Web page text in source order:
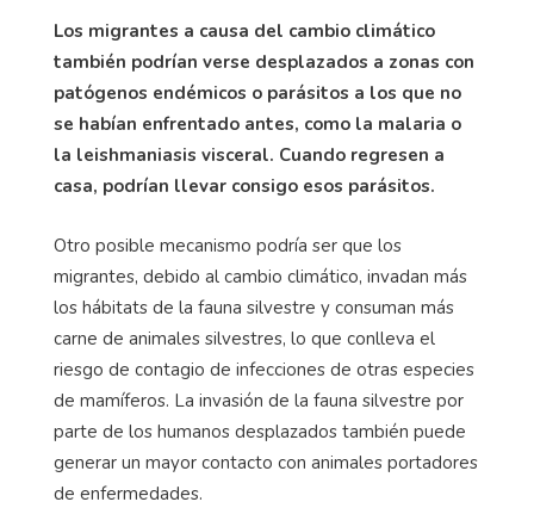
Los migrantes a causa del cambio climático
también podrían verse desplazados a zonas con
patógenos endémicos o parásitos a los que no
se habían enfrentado antes, como la malaria o
la leishmaniasis visceral. Cuando regresen a
casa, podrían llevar consigo esos parásitos.
Otro posible mecanismo podría ser que los
migrantes, debido al cambio climático, invadan más
los hábitats de la fauna silvestre y consuman más
carne de animales silvestres, lo que conlleva el
riesgo de contagio de infecciones de otras especies
de mamíferos. La invasión de la fauna silvestre por
parte de los humanos desplazados también puede
generar un mayor contacto con animales portadores
de enfermedades.